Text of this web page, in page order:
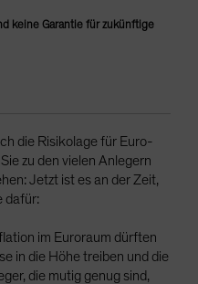
keine Garantie für zukünftige
die Risikolage für Euro-
zu den vielen Anlegern
Jetzt ist es an der Zeit,
dafür:
im Euroraum dürften
in die Höhe treiben und die
die mutig genug sind,